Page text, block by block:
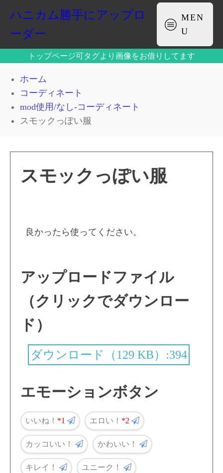
ハニカム勝手にアップロ
ーダー
MEN
U
トップページ可タグより画像をお借りしてます
ホーム
コーディネート
mod使用/なし-コーディネート
スモックっぽい服
スモックっぽい服
良かったら使ってください。
アップロードファイル
（クリックでダウンロー
ド）
ダウンロード（129 KB）:394
エモーションボタン
いいね！ 1 エロい！ 2
カッコいい！ かわいい！
キレイ！ ユニーク！